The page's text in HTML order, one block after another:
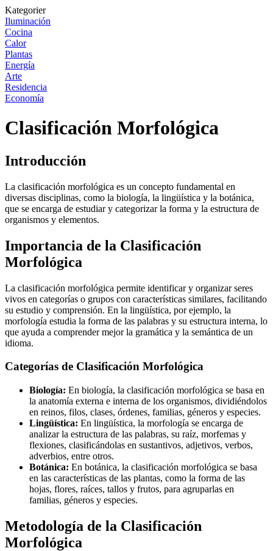
Kategorier
Iluminación
Cocina
Calor
Plantas
Energía
Arte
Residencia
Economía
Clasificación Morfológica
Introducción
La clasificación morfológica es un concepto fundamental en
diversas disciplinas, como la biología, la lingüística y la botánica,
que se encarga de estudiar y categorizar la forma y la estructura de
organismos y elementos.
Importancia de la Clasificación
Morfológica
La clasificación morfológica permite identificar y organizar seres
vivos en categorías o grupos con características similares, facilitando
su estudio y comprensión. En la lingüística, por ejemplo, la
morfología estudia la forma de las palabras y su estructura interna, lo
que ayuda a comprender mejor la gramática y la semántica de un
idioma.
Categorías de Clasificación Morfológica
Biología: En biología, la clasificación morfológica se basa en
la anatomía externa e interna de los organismos, dividiéndolos
en reinos, filos, clases, órdenes, familias, géneros y especies.
Lingüística: En lingüística, la morfología se encarga de
analizar la estructura de las palabras, su raíz, morfemas y
flexiones, clasificándolas en sustantivos, adjetivos, verbos,
adverbios, entre otros.
Botánica: En botánica, la clasificación morfológica se basa
en las características de las plantas, como la forma de las
hojas, flores, raíces, tallos y frutos, para agruparlas en
familias, géneros y especies.
Metodología de la Clasificación
Morfológica